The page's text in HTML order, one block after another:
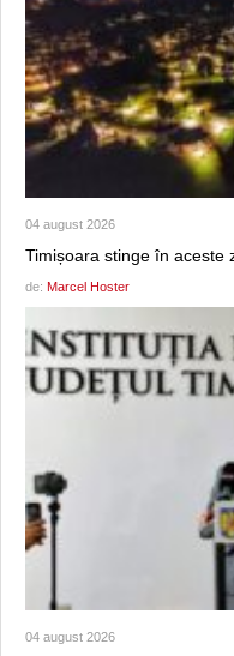
04 august 2026
Timișoara stinge în aceste
de: Marcel Hoster
04 august 2026